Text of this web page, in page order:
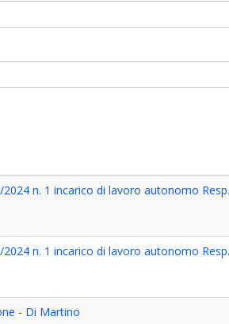
n. 1 incarico di lavoro autonomo
n. 1 incarico di lavoro autonomo
- Di Martino